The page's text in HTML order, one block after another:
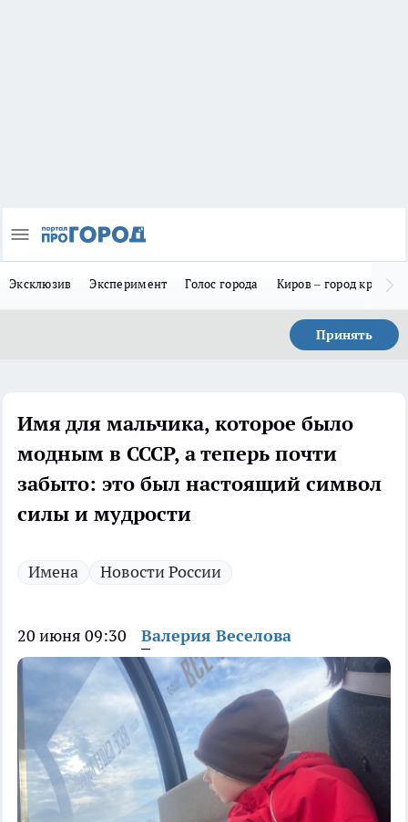
Эксклюзив Эксперимент Голос города Киров – город
Принять
Имя для мальчика, которое было
модным в СССР, а теперь почти
забыто: это был настоящий символ
силы и мудрости
Имена Новости России
20 июня 09:30 Валерия Веселова